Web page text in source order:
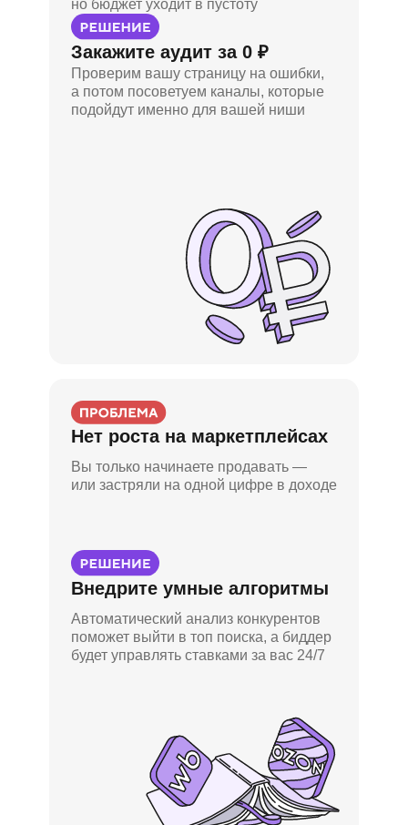
но бюджет уходит в пустоту
Закажите аудит за 0 ₽
Проверим вашу страницу на ошибки,
а потом посоветуем каналы, которые
подойдут именно для вашей ниши
Внедрите умные алгоритмы
Автоматический анализ конкурентов
поможет выйти в топ поиска, а биддер
будет управлять ставками за вас 24/7
Нет роста на маркетплейсах
Вы только начинаете продавать —
или застряли на одной цифре в доходе